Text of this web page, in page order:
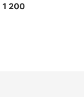
1 200